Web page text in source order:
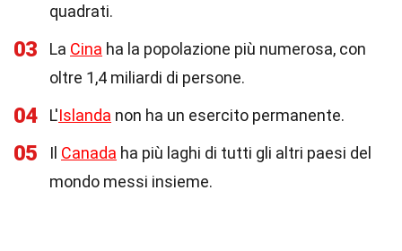
quadrati.
03 La Cina ha la popolazione più numerosa, con
oltre 1,4 miliardi di persone.
04 L'Islanda non ha un esercito permanente.
05 Il Canada ha più laghi di tutti gli altri paesi del
mondo messi insieme.